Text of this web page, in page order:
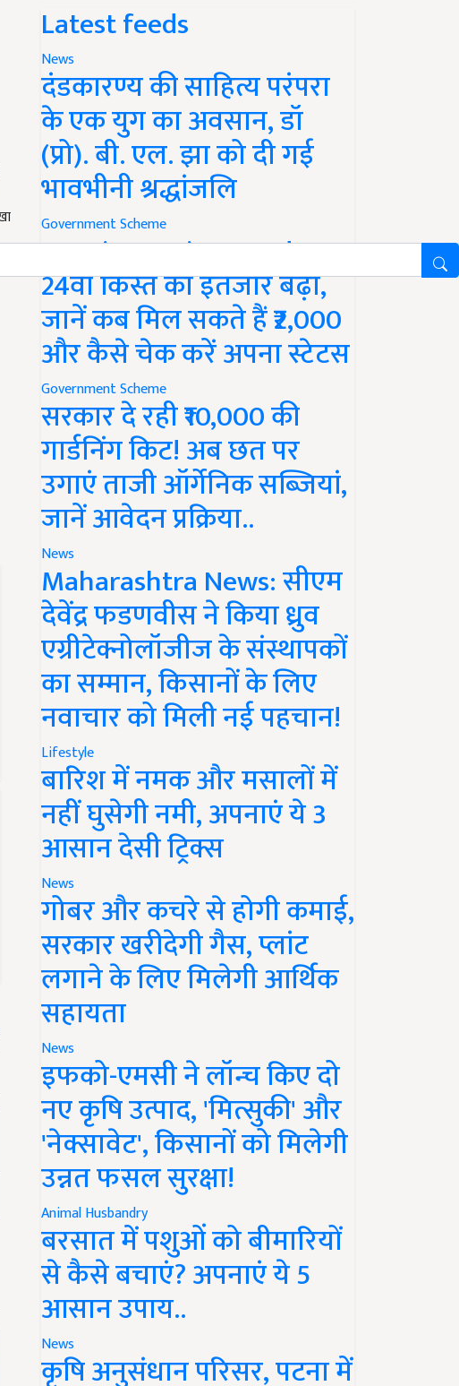
Latest feeds
News
दंडकारण्य की साहित्य परंपरा
के एक युग का अवसान, डॉ
(प्रो). बी. एल. झा को दी गई
भावभीनी श्रद्धांजलि
Government Scheme
PM Kisan Yojana Update:
24वीं किस्त का इंतजार बढ़ा,
जानें कब मिल सकते हैं ₹2,000
और कैसे चेक करें अपना स्टेटस
Government Scheme
सरकार दे रही ₹10,000 की
गार्डनिंग किट! अब छत पर
उगाएं ताजी ऑर्गेनिक सब्जियां,
जानें आवेदन प्रक्रिया..
News
Maharashtra News: सीएम
देवेंद्र फडणवीस ने किया ध्रुव
एग्रीटेक्नोलॉजीज के संस्थापकों
का सम्मान, किसानों के लिए
नवाचार को मिली नई पहचान!
Lifestyle
बारिश में नमक और मसालों में
नहीं घुसेगी नमी, अपनाएं ये 3
आसान देसी ट्रिक्स
News
गोबर और कचरे से होगी कमाई,
सरकार खरीदेगी गैस, प्लांट
लगाने के लिए मिलेगी आर्थिक
सहायता
News
इफको-एमसी ने लॉन्च किए दो
नए कृषि उत्पाद, 'मित्सुकी' और
'नेक्सावेट', किसानों को मिलेगी
उन्नत फसल सुरक्षा!
Animal Husbandry
बरसात में पशुओं को बीमारियों
से कैसे बचाएं? अपनाएं ये 5
आसान उपाय..
News
कृषि अनुसंधान परिसर, पटना में